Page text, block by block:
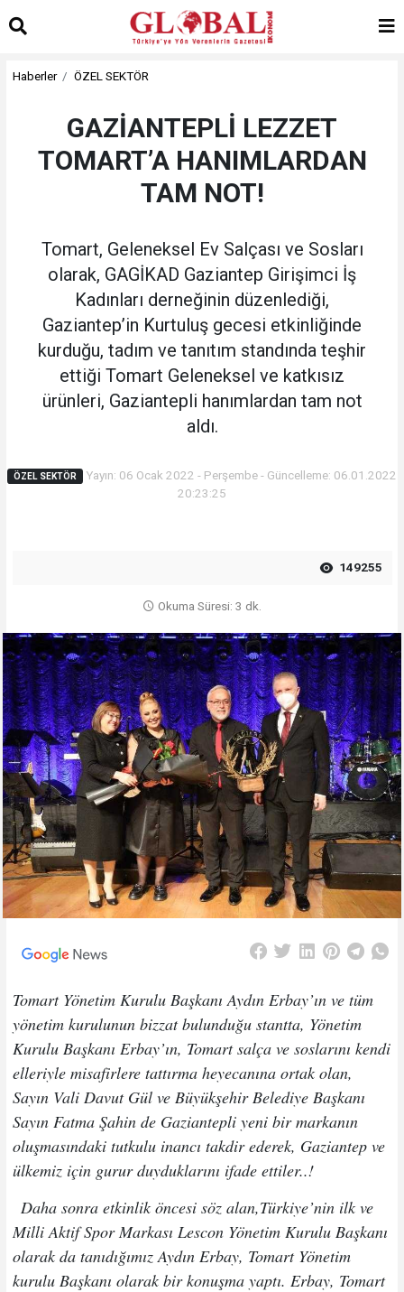
Haberler ÖZEL SEKTÖR
GAZİANTEPLİ LEZZET
TOMART’A HANIMLARDAN
TAM NOT!
Tomart, Geleneksel Ev Salçası ve Sosları
olarak, GAGİKAD Gaziantep Girişimci İş
Kadınları derneğinin düzenlediği,
Gaziantep’in Kurtuluş gecesi etkinliğinde
kurduğu, tadım ve tanıtım standında teşhir
ettiği Tomart Geleneksel ve katkısız
ürünleri, Gaziantepli hanımlardan tam not
aldı.
ÖZEL SEKTÖR
Yayın: 06 Ocak 2022 - Perşembe - Güncelleme: 06.01.2022
20:23:25
149255
Okuma Süresi: 3 dk.
Tomart Yönetim Kurulu Başkanı Aydın Erbay’ın ve tüm
yönetim kurulunun bizzat bulunduğu stantta, Yönetim
Kurulu Başkanı Erbay’ın, Tomart salça ve soslarını kendi
elleriyle misafirlere tattırma heyecanına ortak olan,
Sayın Vali Davut Gül ve Büyükşehir Belediye Başkanı
Sayın Fatma Şahin de Gaziantepli yeni bir markanın
oluşmasındaki tutkulu inancı takdir ederek, Gaziantep ve
ülkemiz için gurur duyduklarını ifade ettiler..!
Daha sonra etkinlik öncesi söz alan,Türkiye’nin ilk ve
Milli Aktif Spor Markası Lescon Yönetim Kurulu Başkanı
olarak da tanıdığımız Aydın Erbay, Tomart Yönetim
kurulu Başkanı olarak bir konuşma yaptı. Erbay, Tomart